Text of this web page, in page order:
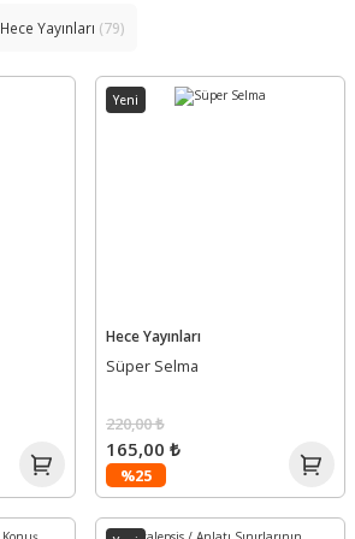
Hece Yayınları (79)
Yeni
Hece Yayınları
Süper Selma
%25
220,00 ₺
165,00 ₺